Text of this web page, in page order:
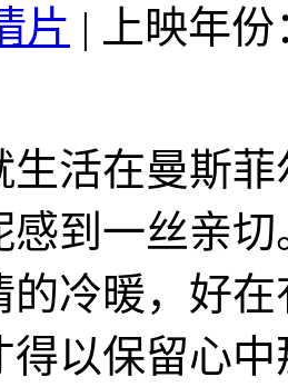
片 |
上映年
生活在曼斯
感到一丝亲
的冷暖，好
得以保留心